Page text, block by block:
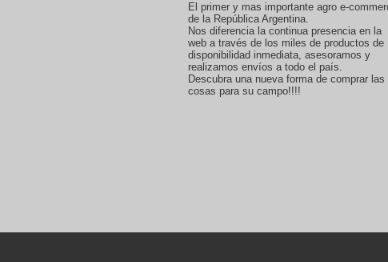
El primer y mas importante agro e-
de la República Argentina.
Nos diferencia la continua presencia en la
web a través de los miles de productos de
disponibilidad inmediata, asesoramos y
realizamos envíos a todo el país.
Descubra una nueva forma de comprar las
cosas para su campo!!!!